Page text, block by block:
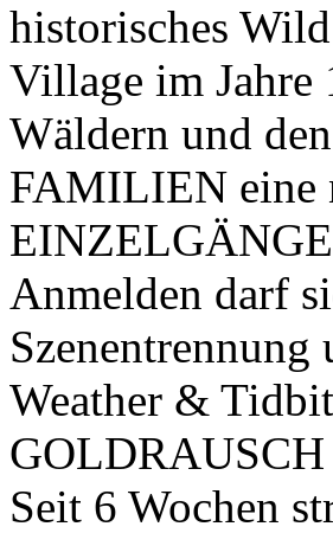
historisches
Village im Jahre
Wäldern und
FAMILIEN eine
Anmelden darf
Weather &
Seit 6 Wochen